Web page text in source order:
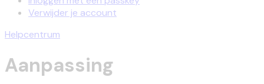
Verwijder je account
Helpcentrum
Aanpassing